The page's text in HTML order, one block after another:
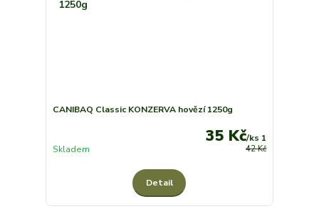
CANIBAQ Classic KONZERVA hovězí 1250g
42 Kč
35 Kč/ks 1
Skladem
Detail